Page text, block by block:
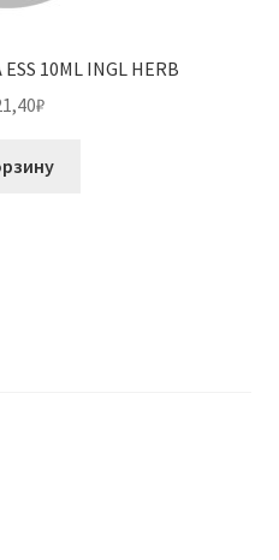
10ML INGL HERB
₽